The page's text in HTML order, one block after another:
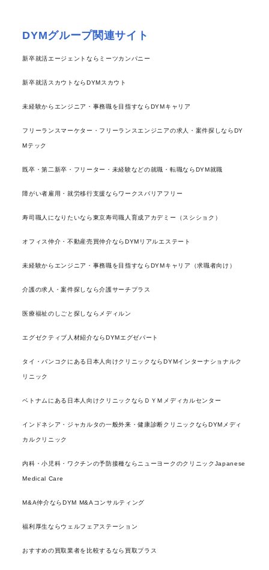
DYMグループ関連サイト
新卒就活エージェントならミーツカンパニー
新卒就活スカウトならDYMスカウト
未経験からエンジニア・事務職を目指すならDYMキャリア
フリーランスマーケター・フリーランスエンジニアの求人・案件探しならDY
Mテック
既卒・第二新卒・フリーター・未経験などの就職・転職ならDYM就職
障がい者雇用・就労移行支援ならワークスバリアフリー
寿司職人になりたいなら東京寿司職人育成アカデミー（スシショク）
オフィス仲介・不動産売買仲介ならDYMリアルエステート
未経験からエンジニア・事務職を目指すならDYMキャリア（求職者向け）
介護の求人・案件探しなら介護サーチプラス
医療福祉のしごと探しならメディルン
エグゼクティブ人材紹介ならDYMエグゼパート
タイ・バンコクにある日本人向けクリニックならDYMインターナショナルク
リニック
ベトナムにある日本人向けクリニックならＤＹＭメディカルセンター
インドネシア・ジャカルタの一般外来・健康診断クリニックならDYMメディ
カルクリニック
内科・小児科・ワクチンの予防接種ならニューヨークのクリニックJapanese
Medical Care
M&A仲介ならDYM M&Aコンサルティング
福利厚生ならウェルフェアステーション
おすすめの買取業者を比較するなら買取プラス